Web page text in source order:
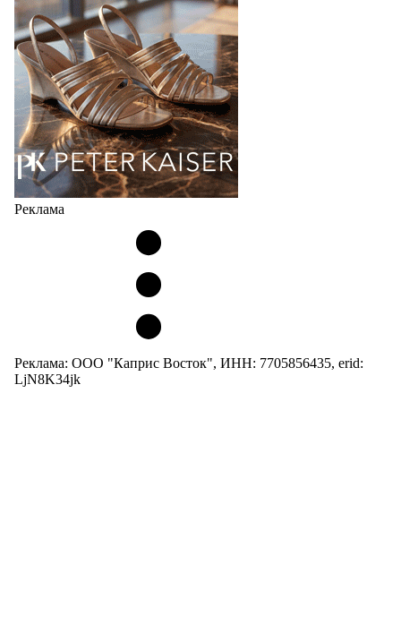
кроссовок обтекаемой формы и с тонкой подошвой).
Но в модели Miu Miu Bubble присутствует еще и…
05.08.2026 3054
Реклама
Реклама: ООО "Каприс Восток", ИНН: 7705856435, erid:
LjN8K34jk